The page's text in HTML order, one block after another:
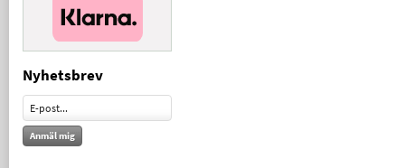
Nyhetsbrev
Anmäl mig